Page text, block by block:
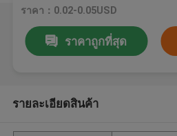
ราคา：0.02-0.05USD
ราคาถูกที่สุด
รายละเอียดสินค้า